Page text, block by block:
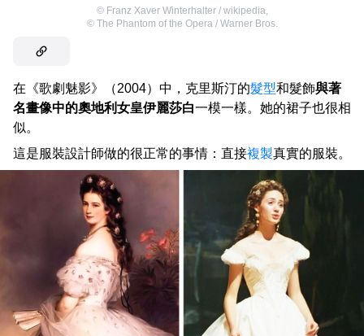
© Franz Xaver Winterhalter / wikipedia,
© The Phantom of the Opera / Warner Bros.
在《歌劇魅影》（2004）中，克里斯汀的髮型和髮飾與著
名畫像中的奧地利女皇伊麗莎白一模一樣。她的裙子也很相
似。
這是服裝設計師做的很正常的事情：直接複製真實的服裝。